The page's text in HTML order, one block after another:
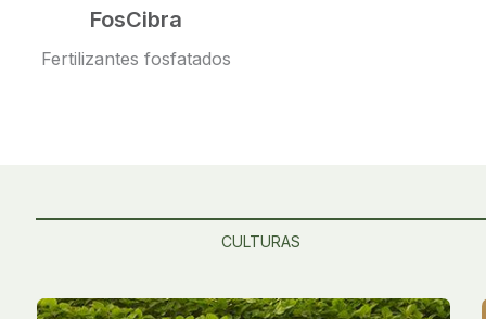
FosCibra
Fertilizantes fosfatados
CULTURAS